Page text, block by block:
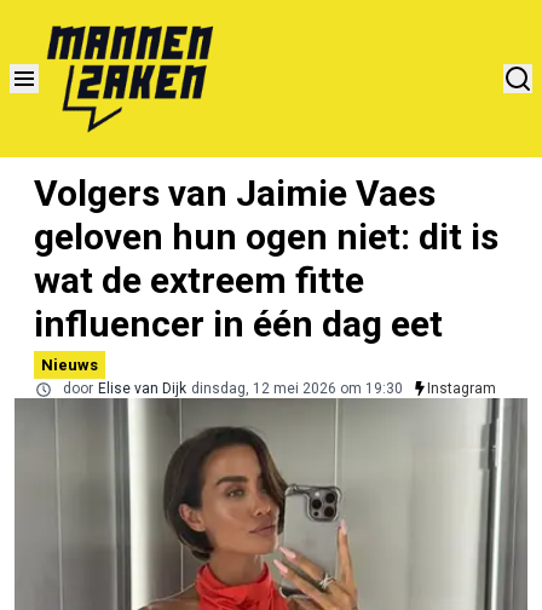
Volgers van Jaimie Vaes
geloven hun ogen niet: dit is
wat de extreem fitte
influencer in één dag eet
Nieuws
door Elise van Dijk dinsdag, 12 mei 2026 om 19:30 Instagram